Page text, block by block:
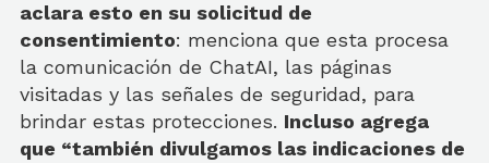
aclara esto en su solicitud de
consentimiento: menciona que esta procesa
la comunicación de ChatAI, las páginas
visitadas y las señales de seguridad, para
brindar estas protecciones. Incluso agrega
que “también divulgamos las indicaciones de